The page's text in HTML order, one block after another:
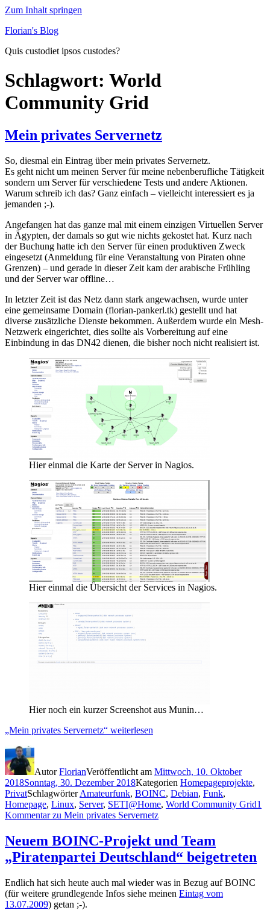
Zum Inhalt springen
Florian's Blog
Quis custodiet ipsos custodes?
Schlagwort: World
Community Grid
Mein privates Servernetz
So, diesmal ein Eintrag über mein privates Servernetz.
Es geht nicht um meinen Server für meine nebenberufliche Tätigkeit
sondern um Server für verschiedene Tests und andere Aktionen.
Warum schreib ich das? Ganz einfach – vielleicht interessiert es ja
jemanden ;-).
Angefangen hat das ganze mal mit einem einzigen Virtuellen Server
in Ägypten, der damals so gut wie nichts gekostet hat. Kurz nach
der Buchung hatte ich den Server für einen produktiven Zweck
eingesetzt (Anmeldung für eine Veranstaltung von Piraten ohne
Grenzen) – und gerade in dieser Zeit kam der arabische Frühling
und der Server war offline…
In letzter Zeit ist das Netz dann stark angewachsen, wurde unter
eine gemeinsame Domain (florian-pankerl.tk) gestellt und hat
diverse zusätzliche Dienste bekommen. Außerdem wurde ein Mesh-
Netzwerk eingerichtet, dies sollte als Vorbereitung auf eine
Einbindung in das DN42 dienen, die bisher noch nicht realisiert ist.
Hier einmal die Karte der Server in Nagios.
Hier einmal die Übersicht der Services in Nagios.
Hier noch ein kurzer Screenshot aus Munin…
„Mein privates Servernetz“ weiterlesen
AutorFlorianVeröffentlicht am Mittwoch, 10. Oktober
2018Sonntag, 30. Dezember 2018Kategorien Homepageprojekte,
PrivatSchlagwörterAmateurfunk, BOINC, Debian, Funk,
Homepage, Linux, Server, SETI@Home, World Community Grid1
Kommentarzu Mein privates Servernetz
Neuem BOINC-Projekt und Team
„Piratenpartei Deutschland“ beigetreten
Endlich hat sich heute auch mal wieder was in Bezug auf BOINC
(für weitere grundlegende Infos siehe meinen Eintag vom
13.07.2009) getan ;-).